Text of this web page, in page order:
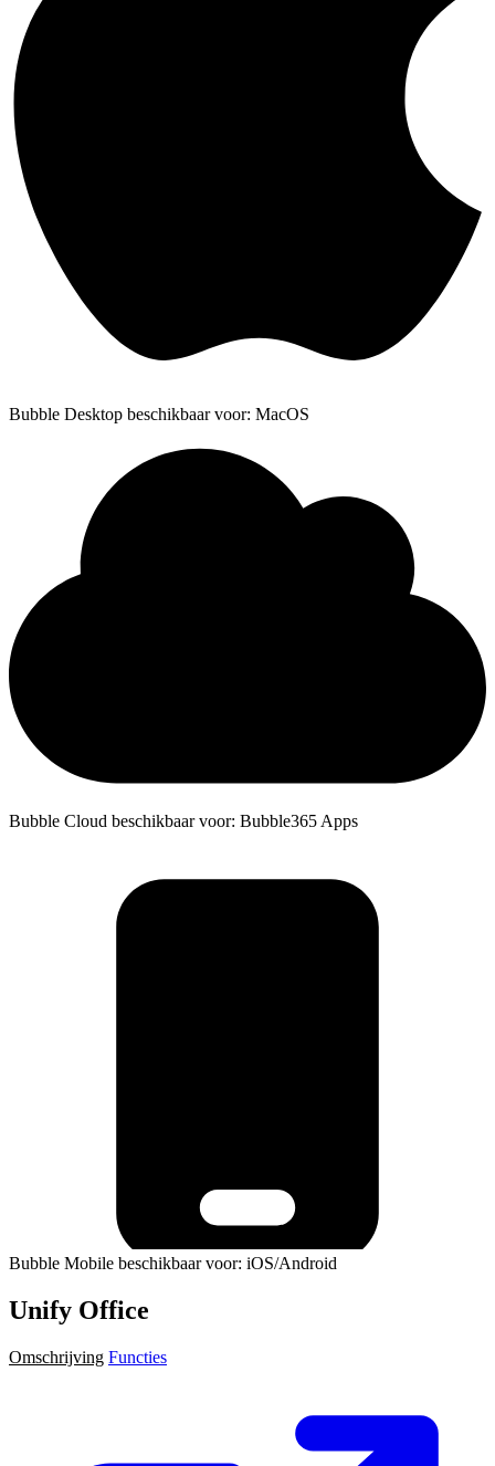
Bubble Desktop beschikbaar voor: MacOS
Bubble Cloud beschikbaar voor: Bubble365 Apps
Bubble Mobile beschikbaar voor: iOS/Android
Unify Office
Omschrijving Functies